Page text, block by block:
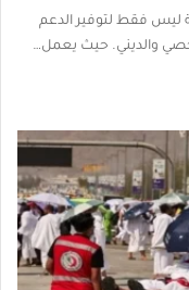
ليس فقط لتوفير الدعم
والديني. حيث يعمل…